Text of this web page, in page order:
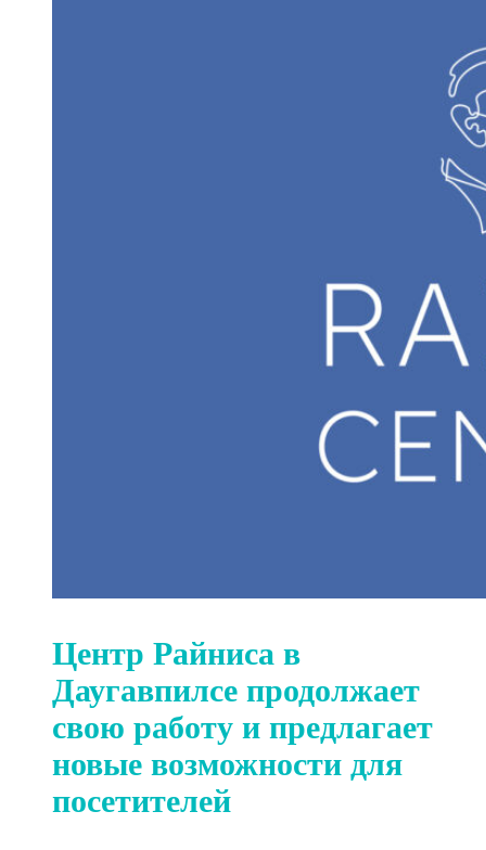
Центр Райниса в
Даугавпилсе продолжает
свою работу и предлагает
новые возможности для
посетителей